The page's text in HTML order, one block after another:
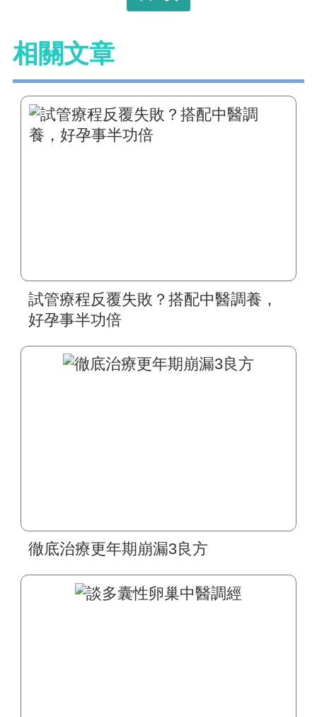
相關文章
試管療程反覆失敗？搭配中醫調養，
好孕事半功倍
徹底治療更年期崩漏3良方